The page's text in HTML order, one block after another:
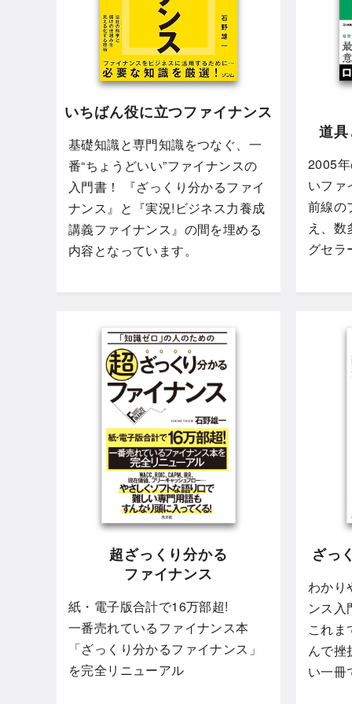
いちばん役に立つファイナンス
基礎知識と専門知識をつなぐ、一
番“ちょうどいい”ファイナンスの
入門書！ 『ざっくり分かるファイ
ナンス』と『実況!ビジネス力養成
講義ファイナンス』の間を埋める
内容となっています。
道
2005
いファ
前線の
え、
グセラ
超ざっくり分かる
ファイナンス
紙・電子版合計で16万部超!
一番売れているファイナンス本
「ざっくり分かるファイナンス」
を完全リニューアル
ざっ
わかり
ンス入
これま
んで挫
い一冊